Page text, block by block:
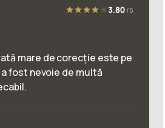
3.80 /5
mare de corecție este pe
fost nevoie de multă